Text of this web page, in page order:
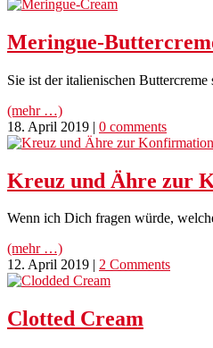
Meringue-
Sie ist der italienischen
(mehr …)
18. April 2019 | 0 comments
Kreuz und Ähre zur
Wenn ich Dich fragen würde,
(mehr …)
12. April 2019
2 Comments
Clotted Cream